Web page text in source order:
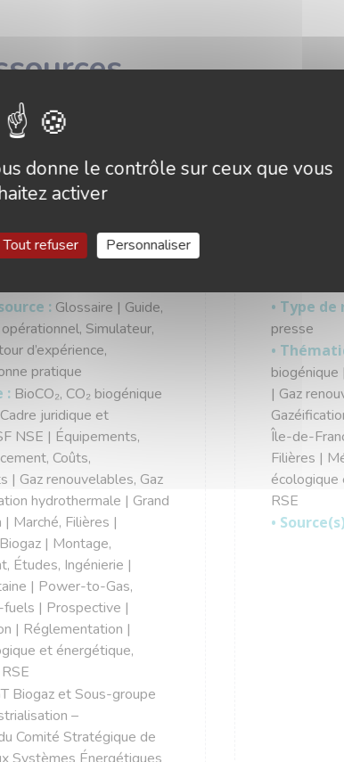
réaliser un projet
du CO2 biogénique
: Glossaire | Guide,
Simulateur,
d’expérience,
pratique
: BioCO₂, CO₂ biogénique
juridique et
NSE | Équipements,
Coûts,
| Gaz renouvelables, Gaz
hydrothermale | Grand
Marché, Filières |
| Montage,
Études, Ingénierie |
| Power-to-Gas,
| Prospective |
| Réglementation |
et énergétique,
Biogaz et Sous-groupe
–
Comité Stratégique de
29/09/
• Type de
presse
•
| Gaz
Île-de-
Filières |
écologique
RSE
•
donne le contrôle sur ceux que vous
activer
Tout refuser Personnaliser